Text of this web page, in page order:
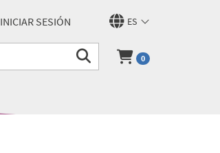
ES
INICIAR SESIÓN
0